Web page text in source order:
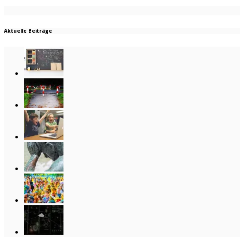
Aktuelle Beiträge